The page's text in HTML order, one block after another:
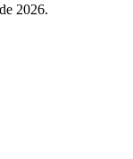
2026.